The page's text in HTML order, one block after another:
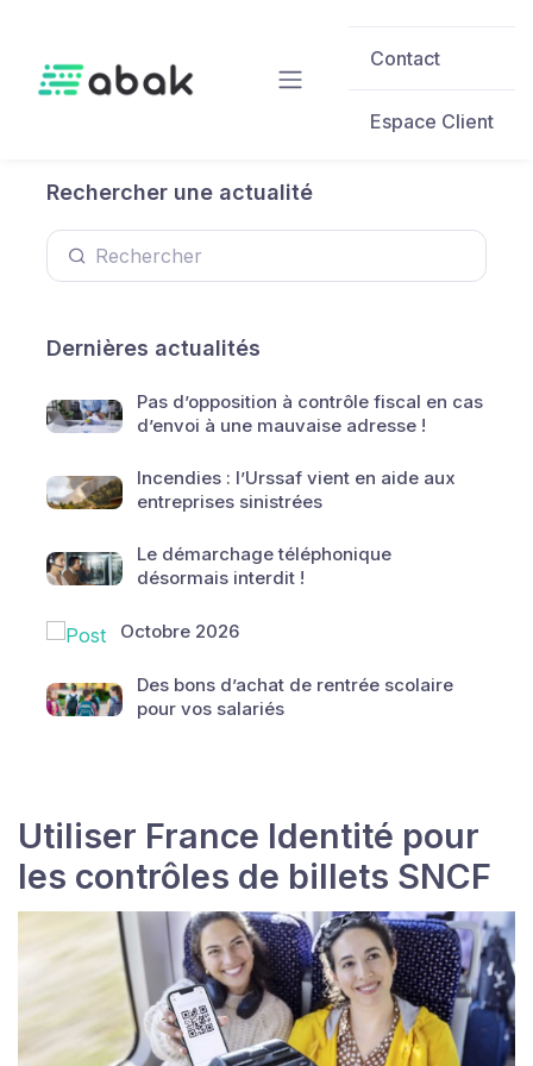
Contact
Espace Client
Rechercher une actualité
Dernières actualités
Pas d’opposition à contrôle fiscal en cas
d’envoi à une mauvaise adresse !
Incendies : l’Urssaf vient en aide aux
entreprises sinistrées
Le démarchage téléphonique
désormais interdit !
Octobre 2026
Des bons d’achat de rentrée scolaire
pour vos salariés
Utiliser France Identité pour
les contrôles de billets SNCF